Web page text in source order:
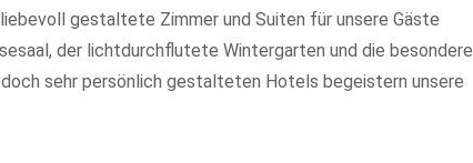
gestaltete Zimmer und Suiten für unsere Gäste
der lichtdurchflutete Wintergarten und die besondere
sehr persönlich gestalteten Hotels begeistern unsere